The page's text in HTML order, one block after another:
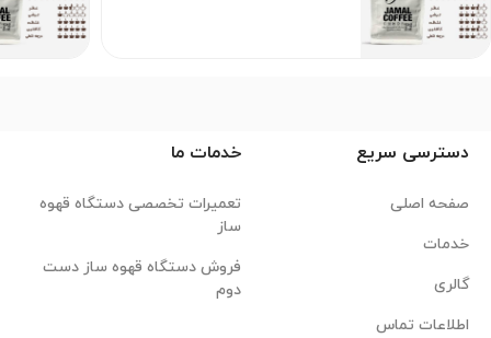
دسترسی سریع
صفحه اصلی
خدمات
گالری
اطلاعات تماس
خدمات ما
تعمیرات تخصصی دستگاه قهوه
ساز
فروش دستگاه قهوه ساز دست
دوم